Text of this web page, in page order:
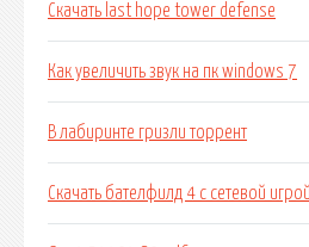
Скачать last hope tower defense
Как увеличить звук на пк windows 7
В лабиринте гризли торрент
Скачать бателфилд 4 с сетевой игрой